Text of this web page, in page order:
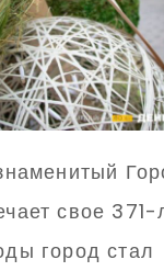
свое 371-
город стал